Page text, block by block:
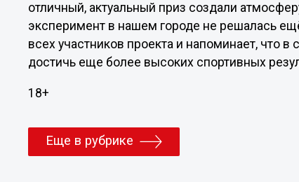
отличный, актуальный приз создали
эксперимент в нашем городе не решалась
всех участников проекта и напоминает, что
достичь еще более высоких спортивных
18+
Еще в рубрике